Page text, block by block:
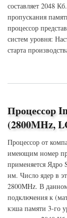
составляет 2048
пропускания
процессор
систем уровня:
старта
о Процессор Intel
Процессор
(2800MHz,
Процессор от
имеющим номер
применяется Ядро
нм. Число ядер в
2800MHz. В
подключения к
кэша памяти 3-го